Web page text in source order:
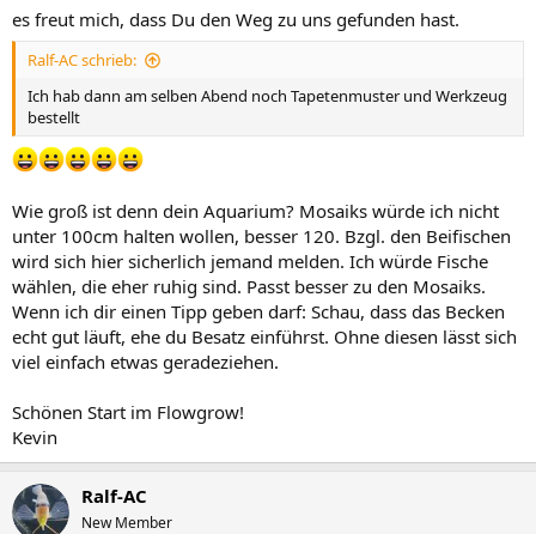
es freut mich, dass Du den Weg zu uns gefunden hast.
Ralf-AC schrieb:
Ich hab dann am selben Abend noch Tapetenmuster und Werkzeug
bestellt
Wie groß ist denn dein Aquarium? Mosaiks würde ich nicht
unter 100cm halten wollen, besser 120. Bzgl. den Beifischen
wird sich hier sicherlich jemand melden. Ich würde Fische
wählen, die eher ruhig sind. Passt besser zu den Mosaiks.
Wenn ich dir einen Tipp geben darf: Schau, dass das Becken
echt gut läuft, ehe du Besatz einführst. Ohne diesen lässt sich
viel einfach etwas geradeziehen.
Schönen Start im Flowgrow!
Kevin
Ralf-AC
New Member